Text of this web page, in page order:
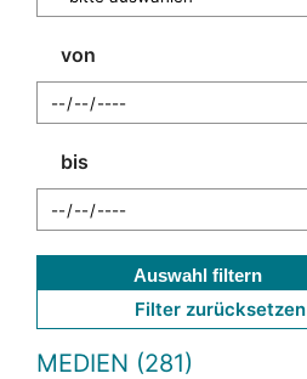
von
bis
Auswahl filtern
Filter zurücksetzen
MEDIEN (281)